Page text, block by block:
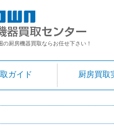
厨房機器買取ならお任せ下さい！
ガイド 厨房買取